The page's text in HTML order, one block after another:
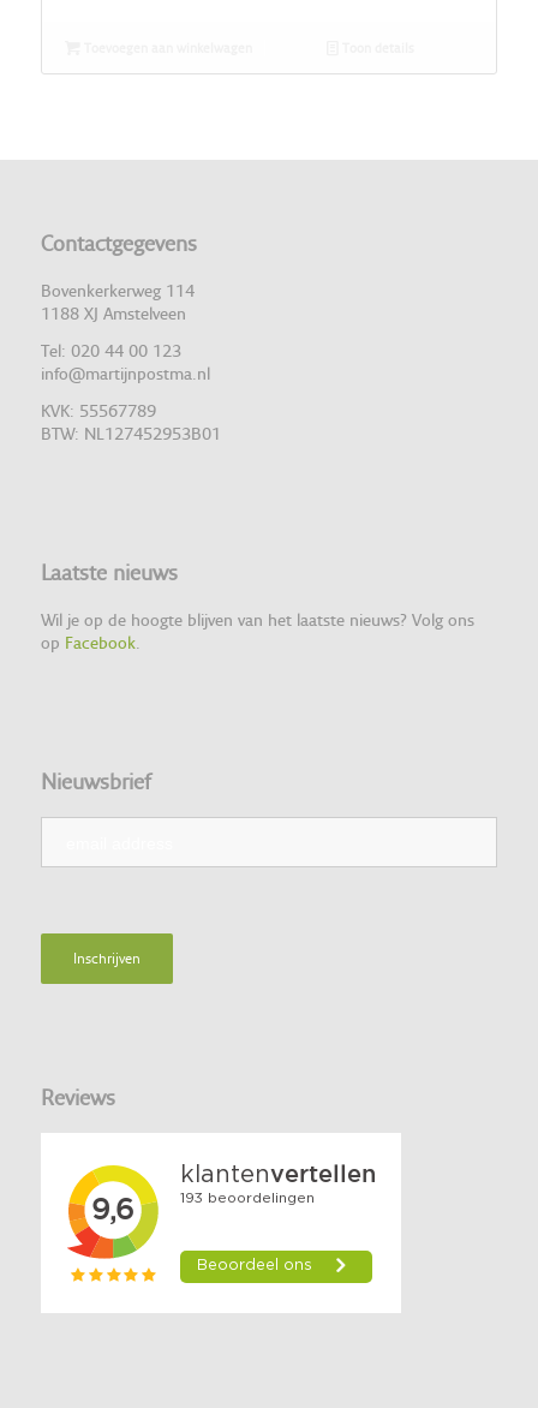
Contactgegevens
Bovenkerkerweg 114
1188 XJ Amstelveen
Tel: 020 44 00 123
info@martijnpostma.nl
KVK: 55567789
BTW: NL127452953B01
Laatste nieuws
Wil je op de hoogte blijven van het laatste nieuws? Volg ons
op Facebook.
Nieuwsbrief
Reviews